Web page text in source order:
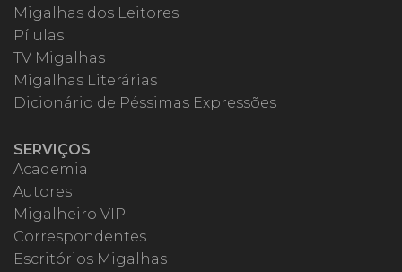
Migalhas dos Leitores
Pílulas
TV Migalhas
Migalhas Literárias
Dicionário de Péssimas Expressões
SERVIÇOS
Academia
Autores
Migalheiro VIP
Correspondentes
Escritórios Migalhas